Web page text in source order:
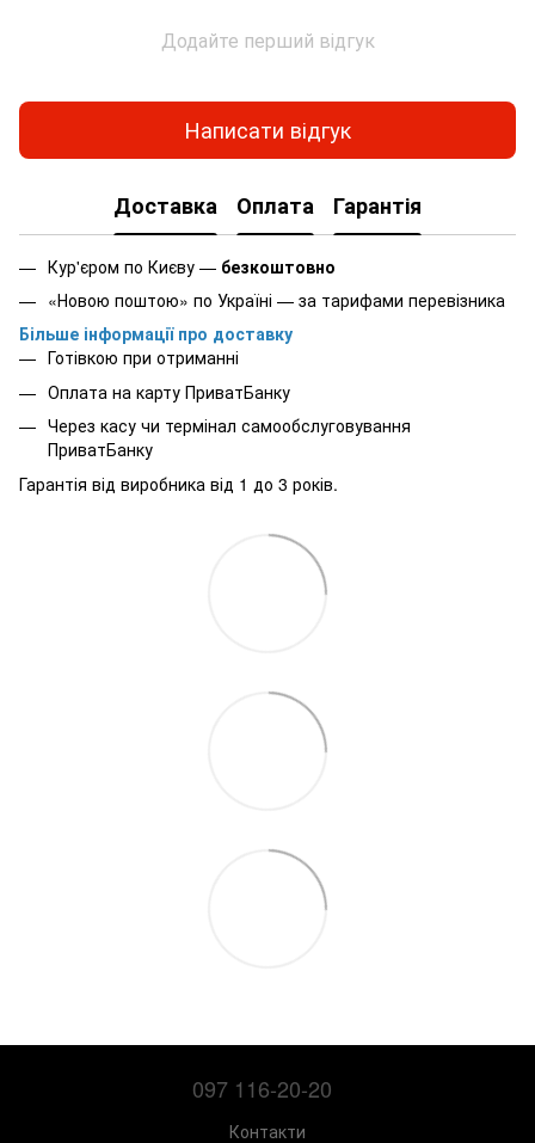
Додайте перший відгук
Написати відгук
Доставка Оплата Гарантія
Кур'єром по Києву — безкоштовно
«Новою поштою» по Україні — за тарифами перевізника
Більше інформації про доставку
Готівкою при отриманні
Оплата на карту ПриватБанку
Через касу чи термінал самообслуговування
ПриватБанку
Гарантія від виробника від 1 до 3 років.
097 116-20-20
Контакти